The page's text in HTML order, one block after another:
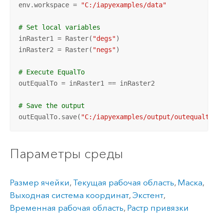
env.workspace =
"C:/iapyexamples/data"
# Set local variables
inRaster1 = Raster( "degs")
inRaster2 = Raster( "negs")
# Execute EqualTo
outEqualTo = inRaster1 == inRaster2
# Save the output
outEqualTo.save( "C:/iapyexamples/output/outequalto"
Параметры среды
Размер ячейки, Текущая рабочая область, Маска,
Выходная система координат, Экстент,
Временная рабочая область, Растр привязки